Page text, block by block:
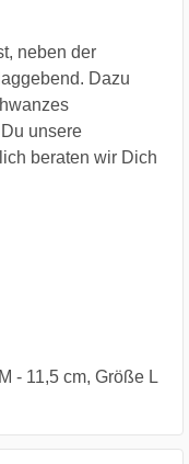
neben der
Dazu
unsere
beraten wir Dich
- 11,5 cm, Größe L